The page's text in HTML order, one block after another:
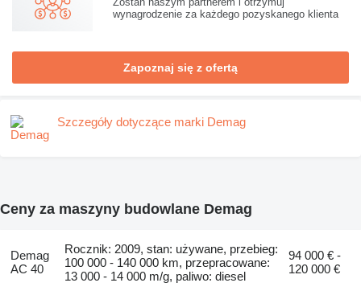
wynagrodzenie za każdego pozyskanego klienta
Zapoznaj się z ofertą
Szczegóły dotyczące marki Demag
Ceny za maszyny budowlane Demag
Demag
AC 40
Rocznik: 2009, stan: używane, przebieg:
100 000 - 140 000 km, przepracowane:
13 000 - 14 000 m/g, paliwo: diesel
94 000 € -
120 000 €